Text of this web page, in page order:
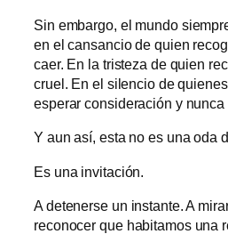
Sin embargo, el mundo
en el cansancio de quien
caer. En la tristeza de quien
cruel. En el silencio de
esperar consideración y
Y aun así, esta no es una oda
Es una invitación.
A detenerse un instante. A
reconocer que habitamos una